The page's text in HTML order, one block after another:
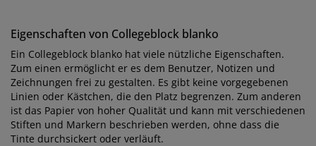
Eigenschaften von Collegeblock blanko
Ein Collegeblock blanko hat viele nützliche Eigenschaften.
Zum einen ermöglicht er es dem Benutzer, Notizen und
Zeichnungen frei zu gestalten. Es gibt keine vorgegebenen
Linien oder Kästchen, die den Platz begrenzen. Zum anderen
ist das Papier von hoher Qualität und kann mit verschiedenen
Stiften und Markern beschrieben werden, ohne dass die
Tinte durchsickert oder verläuft.